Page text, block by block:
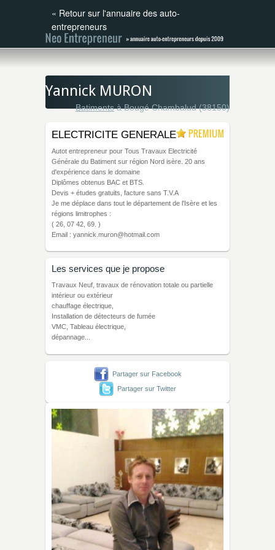
« Retour sur l'annuaire des auto-
entrepreneurs
Yannick MURON
Batimentsà Bougé Chambalud (38150)
ELECTRICITE GENERALE
Autot entrepreneur pour Tous Travaux Electricité
Générale du Batiment sur région Nord isère. 20 ans
d'expérience dans le domaine
Diplômes obtenus BAC et BTS.
Devis + études gratuits, facture sans T.V.A
Je me déplace dans tout le département de l'Isère et les
régions limitrophes :
( 26, 07 42, 69. )
Email : yannick.muron@hotmail.com
Les services que je propose
Travaux Neuf, travaux de rénovation totale ou partielle
intérieur ou extérieur
chauffage électrique,
Installation de détecteurs de fumée
VMC, Tableau électrique,
dépannage...
Partager sur Facebook
Partager sur Twitter